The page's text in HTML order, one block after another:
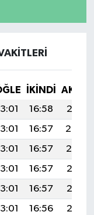
İKINDI
16:58
20:21
16:57
20:20
16:57
20:19
16:57
20:18
16:57
20:17
16:56
20:16